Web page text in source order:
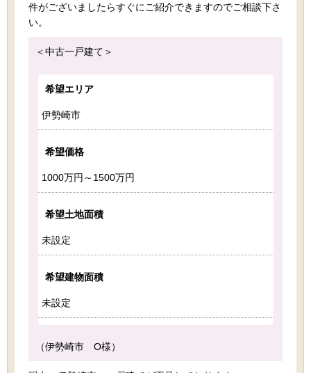
件がございましたらすぐにご紹介できますのでご相談下さ
い。
＜中古一戸建て＞
希望エリア
伊勢崎市
希望価格
1000万円～1500万円
希望土地面積
未設定
希望建物面積
未設定
（伊勢崎市 O様）